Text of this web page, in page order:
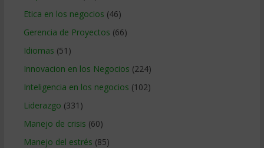
Etica en los negocios (46)
Gerencia de Proyectos (66)
Idiomas (51)
Innovacion en los Negocios (224)
Inteligencia en los negocios (102)
Liderazgo (331)
Manejo de crisis (60)
Manejo del estrés (85)